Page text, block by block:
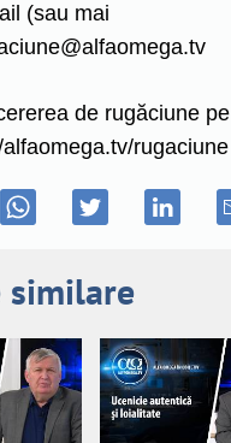
(sau mai
de rugăciune pe
alfaomega.tv/rugaciune